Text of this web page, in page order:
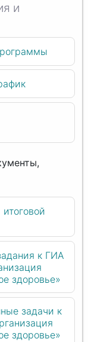
и
к ГИА
здоровье»
задачи к
здоровье»